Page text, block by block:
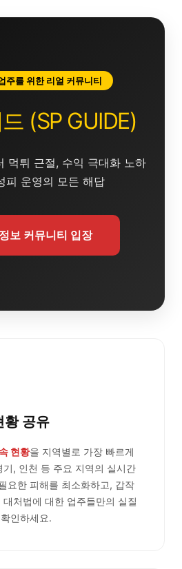
주를 위한 리얼 커뮤니티
(SP GUIDE)
먹튀 근절, 수익 극대화 노하
피 운영의 모든 해답
보 커뮤니티 입장
황 공유
현황을 지역별로 가장 빠르게
기, 인천 등 주요 지역의 실시간
요한 피해를 최소화하고, 갑작
처법에 대한 업주들만의 실질
인하세요.